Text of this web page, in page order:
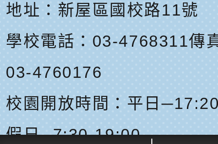
地址： 新屋區國校路11號
學校電話：03-4768311傳
03-4760176
校園開放時間：平日
假日─7:30-19:00